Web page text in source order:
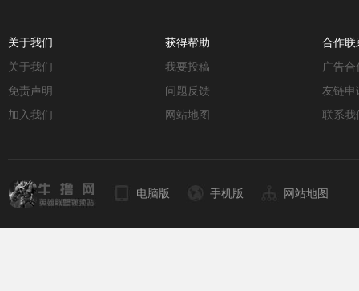
关于我们
关于我们
免责声明
加入我们
获得帮助
我要投稿
问题反馈
网站地图
合作联
广告合
友链申
联系我
电脑版 手机版 网站地图